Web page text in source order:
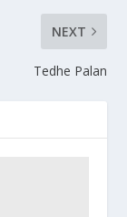
NEXT
Tedhe Palan